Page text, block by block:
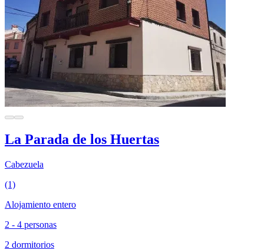
La Parada de los Huertas
Cabezuela
(1)
Alojamiento entero
2 - 4 personas
2 dormitorios